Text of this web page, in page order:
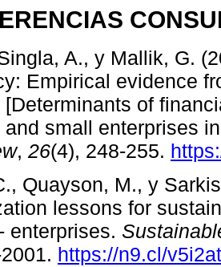
A., y Mallik, G.
Empirical evidence
[Determinants of
and small enterprises
, 26(4), 248-255.
Quayson, M., y
lessons for
enterprises.
https://n9.cl/v5i2at